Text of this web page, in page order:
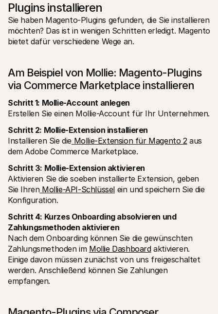
Plugins installieren
Sie haben Magento-Plugins gefunden, die Sie installieren
möchten? Das ist in wenigen Schritten erledigt. Magento
bietet dafür verschiedene Wege an.
Am Beispiel von Mollie: Magento-Plugins
via Commerce Marketplace installieren
Schritt 1: Mollie-Account anlegen
Erstellen Sie einen Mollie-Account für Ihr Unternehmen.
Schritt 2: Mollie-Extension installieren
Installieren Sie die Mollie-Extension für Magento 2 aus
dem Adobe Commerce Marketplace.
Schritt 3: Mollie-Extension aktivieren
Aktivieren Sie die soeben installierte Extension, geben
Sie Ihren Mollie-API-Schlüssel ein und speichern Sie die
Konfiguration.
Schritt 4: Kurzes Onboarding absolvieren und
Zahlungsmethoden aktivieren
Nach dem Onboarding können Sie die gewünschten
Zahlungsmethoden im Mollie Dashboard aktivieren.
Einige davon müssen zunächst von uns freigeschaltet
werden. Anschließend können Sie Zahlungen
empfangen.